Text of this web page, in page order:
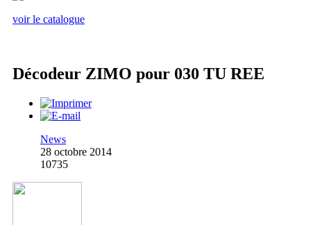
voir le catalogue
Décodeur ZIMO pour 030 TU REE
News
28 octobre 2014
10735